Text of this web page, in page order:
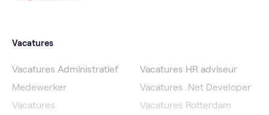
Vacatures
Vacatures Administratief
Medewerker
Vacatures
Vacatures HR adviseur
Vacatures .Net Developer
Vacatures Rotterdam